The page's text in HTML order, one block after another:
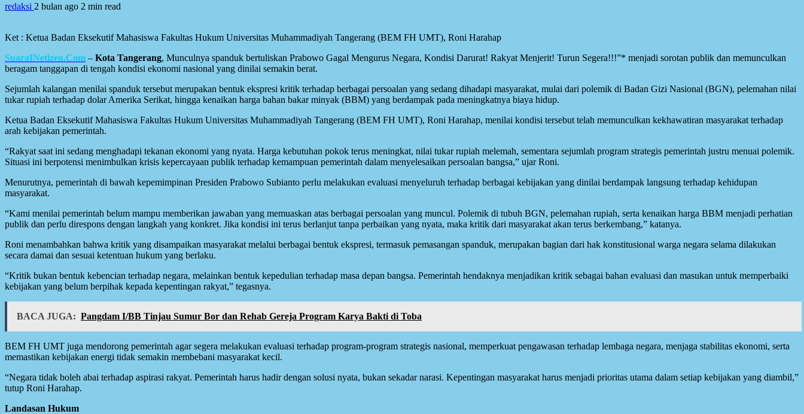
redaksi 2 bulan ago 2 min read
Ket : Ketua Badan Eksekutif Mahasiswa Fakultas Hukum Universitas Muhammadiyah Tangerang (BEM FH UMT), Roni Harahap
SuaraINetizen.Com – Kota Tangerang, Munculnya spanduk bertuliskan Prabowo Gagal Mengurus Negara, Kondisi Darurat! Rakyat Menjerit! Turun Segera!!!”* menjadi sorotan publik dan memunculkan
beragam tanggapan di tengah kondisi ekonomi nasional yang dinilai semakin berat.
Sejumlah kalangan menilai spanduk tersebut merupakan bentuk ekspresi kritik terhadap berbagai persoalan yang sedang dihadapi masyarakat, mulai dari polemik di Badan Gizi Nasional (BGN), pelemahan nilai
tukar rupiah terhadap dolar Amerika Serikat, hingga kenaikan harga bahan bakar minyak (BBM) yang berdampak pada meningkatnya biaya hidup.
Ketua Badan Eksekutif Mahasiswa Fakultas Hukum Universitas Muhammadiyah Tangerang (BEM FH UMT), Roni Harahap, menilai kondisi tersebut telah memunculkan kekhawatiran masyarakat terhadap
arah kebijakan pemerintah.
“Rakyat saat ini sedang menghadapi tekanan ekonomi yang nyata. Harga kebutuhan pokok terus meningkat, nilai tukar rupiah melemah, sementara sejumlah program strategis pemerintah justru menuai polemik.
Situasi ini berpotensi menimbulkan krisis kepercayaan publik terhadap kemampuan pemerintah dalam menyelesaikan persoalan bangsa,” ujar Roni.
Menurutnya, pemerintah di bawah kepemimpinan Presiden Prabowo Subianto perlu melakukan evaluasi menyeluruh terhadap berbagai kebijakan yang dinilai berdampak langsung terhadap kehidupan
masyarakat.
“Kami menilai pemerintah belum mampu memberikan jawaban yang memuaskan atas berbagai persoalan yang muncul. Polemik di tubuh BGN, pelemahan rupiah, serta kenaikan harga BBM menjadi perhatian
publik dan perlu direspons dengan langkah yang konkret. Jika kondisi ini terus berlanjut tanpa perbaikan yang nyata, maka kritik dari masyarakat akan terus berkembang,” katanya.
Roni menambahkan bahwa kritik yang disampaikan masyarakat melalui berbagai bentuk ekspresi, termasuk pemasangan spanduk, merupakan bagian dari hak konstitusional warga negara selama dilakukan
secara damai dan sesuai ketentuan hukum yang berlaku.
“Kritik bukan bentuk kebencian terhadap negara, melainkan bentuk kepedulian terhadap masa depan bangsa. Pemerintah hendaknya menjadikan kritik sebagai bahan evaluasi dan masukan untuk memperbaiki
kebijakan yang belum berpihak kepada kepentingan rakyat,” tegasnya.
BACA JUGA: Pangdam I/BB Tinjau Sumur Bor dan Rehab Gereja Program Karya Bakti di Toba
BEM FH UMT juga mendorong pemerintah agar segera melakukan evaluasi terhadap program-program strategis nasional, memperkuat pengawasan terhadap lembaga negara, menjaga stabilitas ekonomi, serta
memastikan kebijakan energi tidak semakin membebani masyarakat kecil.
“Negara tidak boleh abai terhadap aspirasi rakyat. Pemerintah harus hadir dengan solusi nyata, bukan sekadar narasi. Kepentingan masyarakat harus menjadi prioritas utama dalam setiap kebijakan yang diambil,”
tutup Roni Harahap.
Landasan Hukum